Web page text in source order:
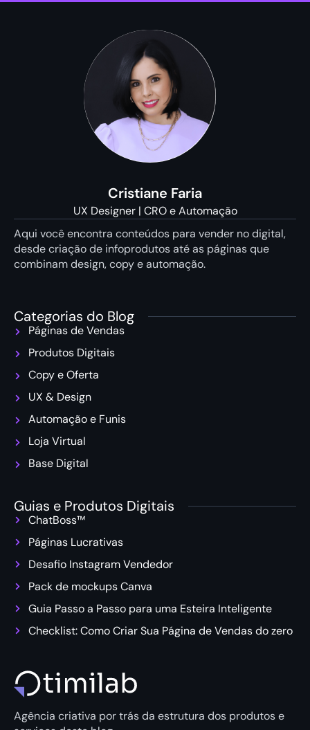
Cristiane Faria
UX Designer | CRO e Automação
Aqui você encontra conteúdos para vender no digital,
desde criação de infoprodutos até as páginas que
combinam design, copy e automação.
Categorias do Blog
Páginas de Vendas
Produtos Digitais
Copy e Oferta
UX & Design
Automação e Funis
Loja Virtual
Base Digital
Guias e Produtos Digitais
ChatBoss™
Páginas Lucrativas
Desafio Instagram Vendedor
Pack de mockups Canva
Guia Passo a Passo para uma Esteira Inteligente
Checklist: Como Criar Sua Página de Vendas do zero
Agência criativa por trás da estrutura dos produtos e